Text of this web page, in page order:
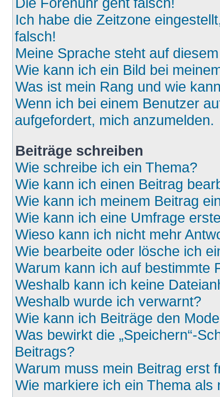
Ich habe die Zeitzone
falsch!
Meine Sprache steht auf
Wie kann ich ein Bild bei
Was ist mein Rang und wie
Wenn ich bei einem Benutzer
aufgefordert, mich anzumelden.
Beiträge schreiben
Wie schreibe ich ein Thema?
Wie kann ich einen Beitrag
Wie kann ich meinem Beitrag
Wie kann ich eine Umfrage
Wieso kann ich nicht mehr
Wie bearbeite oder lösche ich
Warum kann ich auf bestimmte
Weshalb kann ich keine
Weshalb wurde ich verwarnt?
Wie kann ich Beiträge den
Was bewirkt die „Speichern“-
Beitrags?
Warum muss mein Beitrag erst
Wie markiere ich ein Thema als